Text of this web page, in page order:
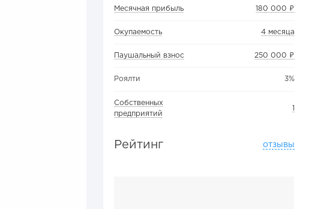
Месячная прибыль 180 000 ₽
Окупаемость 4 месяца
Паушальный взнос 250 000 ₽
Роялти 3%
Собственных
предприятий
1
Рейтинг отзывы